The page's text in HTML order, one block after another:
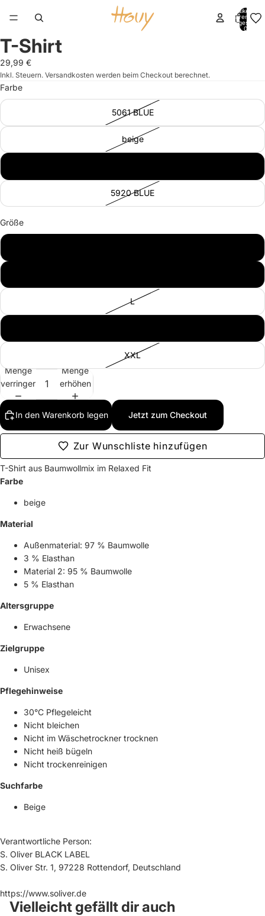
Artikel im
Warenkorb
insgesamt:
0
Bild
im
Vollbildmodus
öffnen
Bild
im
Vollbildmodus
öffnen
Bild
im
Vollbildmodus
öffnen
Bild
im
Vollbildmodus
öffnen
T-Shirt
29,99 €
Inkl. Steuern. Versandkosten werden beim Checkout berechnet.
Farbe
5061 BLUE
beige
5920 BLUE
Größe
L
XXL
Menge
verringern
Menge
erhöhen
In den Warenkorb legen Jetzt zum Checkout
Zur Wunschliste hinzufügen
T-Shirt aus Baumwollmix im Relaxed Fit
Farbe
beige
Material
Außenmaterial: 97 % Baumwolle
3 % Elasthan
Material 2: 95 % Baumwolle
5 % Elasthan
Altersgruppe
Erwachsene
Zielgruppe
Unisex
Pflegehinweise
30°C Pflegeleicht
Nicht bleichen
Nicht im Wäschetrockner trocknen
Nicht heiß bügeln
Nicht trockenreinigen
Suchfarbe
Beige
Verantwortliche Person:
S. Oliver BLACK LABEL
S. Oliver Str. 1, 97228 Rottendorf, Deutschland
https://www.soliver.de
Vielleicht gefällt dir auch